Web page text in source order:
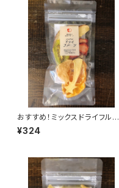
おすすめ！ミックスドライフルー
ツ
¥324